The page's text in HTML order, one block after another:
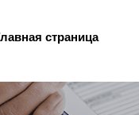
страница